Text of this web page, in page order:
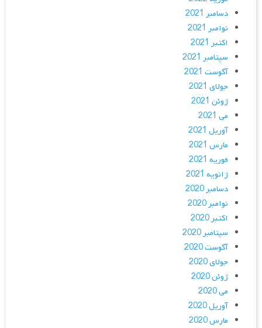
دسامبر 2021
نوامبر 2021
اکتبر 2021
سپتامبر 2021
آگوست 2021
جولای 2021
ژوئن 2021
می 2021
آوریل 2021
مارس 2021
فوریه 2021
ژانویه 2021
دسامبر 2020
نوامبر 2020
اکتبر 2020
سپتامبر 2020
آگوست 2020
جولای 2020
ژوئن 2020
می 2020
آوریل 2020
مارس 2020